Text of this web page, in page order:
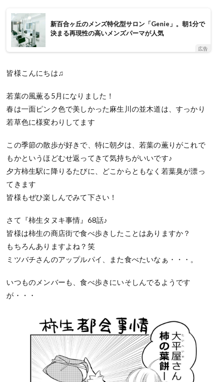
新百合ヶ丘のメンズ特化型サロン「Genie」。朝1分で
決まる再現性の高いメンズパーマが人気
広告
皆様こんにちは♫
若葉の風薫る5月になりました！
春は一面ピンク色で美しかった麻生川の並木道は、すっかり
若草色に様変わりしてます
この季節の散歩が好きで、特に朝夕は、若葉の薫りがこれで
もかというほどむせ返ってきて気持ちがいいです♪
夕方柿生駅に降りるたびに、どこからともなく若葉臭が漂っ
てきます
皆様もぜひ楽しんでみて下さい！
さて『柿生タヌキ事情』68話♪
皆様は柿生の商店街で食べ歩きしたことはありますか？
もちろんありますよね？笑
ミツバチさんのアップルパイ、また食べたいなぁ・・・。
いつものメンバーも、食べ歩きにいそしんでるようです
が・・・